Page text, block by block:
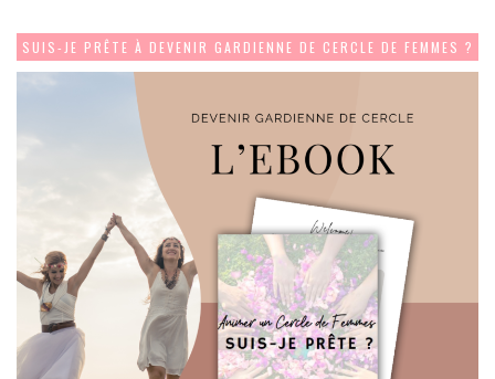
SUIS-JE PRÊTE À DEVENIR GARDIENNE DE CERCLE DE FEMMES ?